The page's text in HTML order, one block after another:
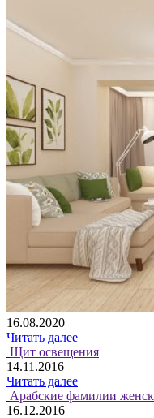
16.08.2020
Читать далее
Щит освещения
14.11.2016
Читать далее
Арабские фамилии
16.12.2016